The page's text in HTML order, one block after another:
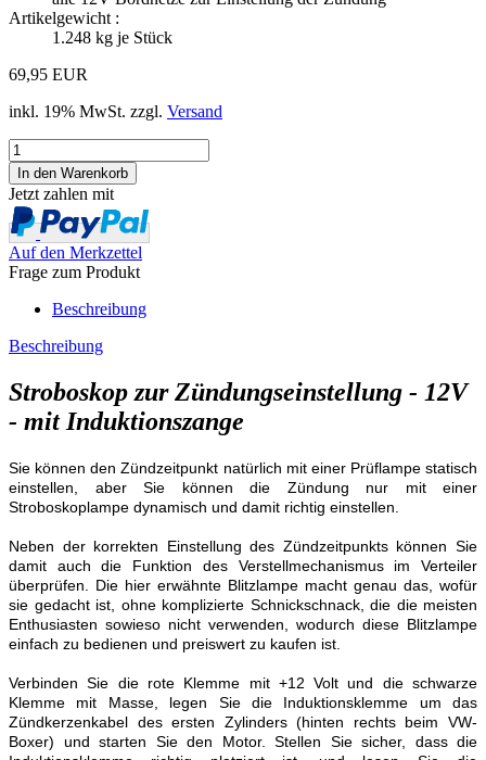
Artikelgewicht :
1.248 kg je Stück
69,95 EUR
inkl. 19% MwSt. zzgl. Versand
Jetzt zahlen mit
Auf den Merkzettel
Frage zum Produkt
Beschreibung
Beschreibung
Stroboskop zur Zündungseinstellung - 12V
- mit Induktionszange
Sie können den Zündzeitpunkt natürlich mit einer Prüflampe statisch
einstellen, aber Sie können die Zündung nur mit einer
Stroboskoplampe dynamisch und damit richtig einstellen.
Neben der korrekten Einstellung des Zündzeitpunkts können Sie
damit auch die Funktion des Verstellmechanismus im Verteiler
überprüfen. Die hier erwähnte Blitzlampe macht genau das, wofür
sie gedacht ist, ohne komplizierte Schnickschnack, die die meisten
Enthusiasten sowieso nicht verwenden, wodurch diese Blitzlampe
einfach zu bedienen und preiswert zu kaufen ist.
Verbinden Sie die rote Klemme mit +12 Volt und die schwarze
Klemme mit Masse, legen Sie die Induktionsklemme um das
Zündkerzenkabel des ersten Zylinders (hinten rechts beim VW-
Boxer) und starten Sie den Motor. Stellen Sie sicher, dass die